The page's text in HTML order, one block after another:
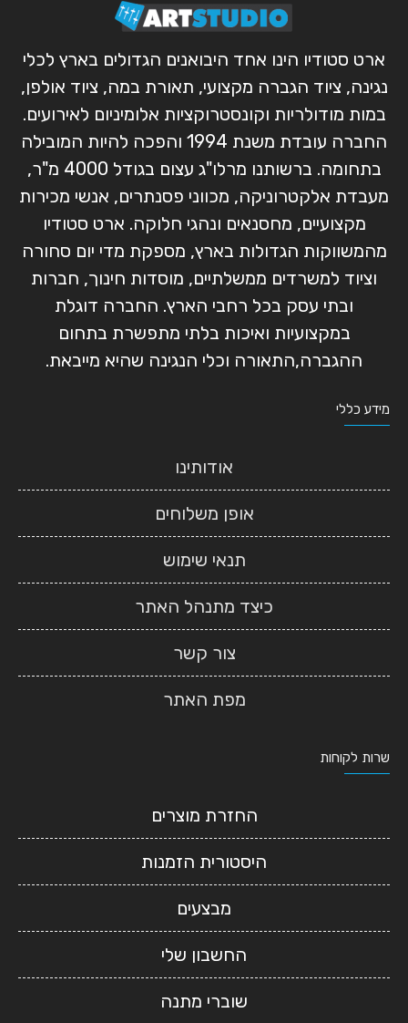
ארט סטודיו הינו אחד היבואנים הגדולים בארץ לכלי
נגינה, ציוד הגברה מקצועי, תאורת במה, ציוד אולפן,
במות מודולריות וקונסטרוקציות אלומיניום לאירועים.
החברה עובדת משנת 1994 והפכה להיות המובילה
בתחומה. ברשותנו מרלו"ג עצום בגודל 4000 מ"ר,
מעבדת אלקטרוניקה, מכווני פסנתרים, אנשי מכירות
מקצועיים, מחסנאים ונהגי חלוקה. ארט סטודיו
מהמשווקות הגדולות בארץ, מספקת מדי יום סחורה
וציוד למשרדים ממשלתיים, מוסדות חינוך, חברות
ובתי עסק בכל רחבי הארץ. החברה דוגלת
במקצועיות ואיכות בלתי מתפשרת בתחום
ההגברה,התאורה וכלי הנגינה שהיא מייבאת.
מידע כללי
אודותינו
אופן משלוחים
תנאי שימוש
כיצד מתנהל האתר
צור קשר
מפת האתר
שרות לקוחות
החזרת מוצרים
היסטורית הזמנות
מבצעים
החשבון שלי
שוברי מתנה